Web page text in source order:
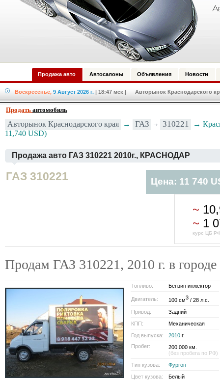
Продажа авто Автосалоны Объявления Новости
Воскресенье, 9 Август 2026 г. | 18:47 мск | Авторынок Краснодарского
Продать автомобиль
Авторынок Краснодарского края → ГАЗ 310221
→
11,740 USD)
Продажа авто ГАЗ 310221 2010г., КРАСНОДАР
ГАЗ 310221 Цена: 11 740
~
~ 1
курс ЦБ
Продам ГАЗ 310221, 2010 г. в
Топливо: Бензин инжектор
Двигатель: 100 см3 / 28 л.с.
Привод:
Задний
КПП:
Механическая
Год выпуска:
2010 г.
Пробег:
200.000 км.
(без пробега по РФ)
Тип кузова:
Фургон
Цвет кузова:
Белый